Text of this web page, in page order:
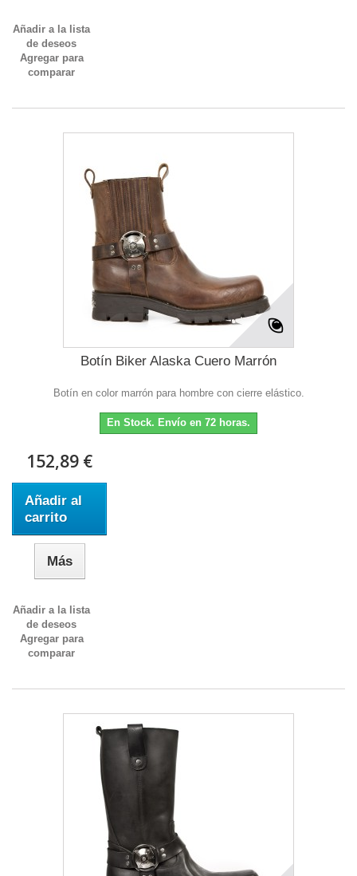
Añadir a la lista
de deseos
Agregar para
comparar
Botín Biker Alaska Cuero Marrón
Botín en color marrón para hombre con cierre elástico.
En Stock. Envío en 72 horas.
152,89 €
Añadir al
carrito
Más
Añadir a la lista
de deseos
Agregar para
comparar